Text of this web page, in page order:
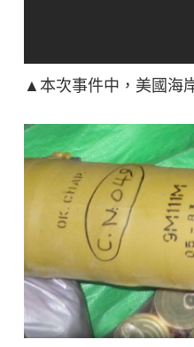
▲本次事件中，美國海